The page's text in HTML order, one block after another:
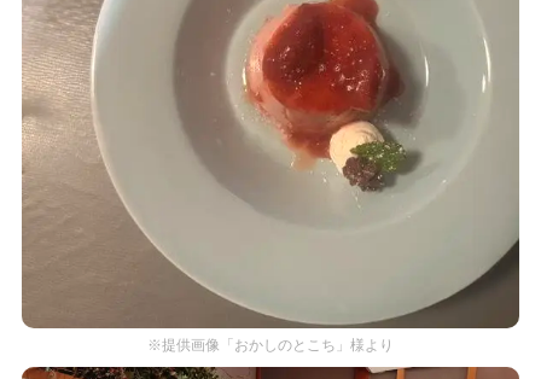
※提供画像「おかしのとこち」様より